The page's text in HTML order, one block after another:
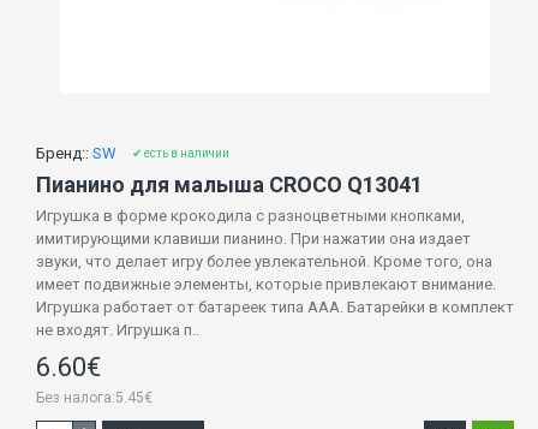
Бренд:: SW ✔ есть в наличии
Пианино для малыша CROCO Q13041
Игрушка в форме крокодила с разноцветными кнопками,
имитирующими клавиши пианино. При нажатии она издает
звуки, что делает игру более увлекательной. Кроме того, она
имеет подвижные элементы, которые привлекают внимание.
Игрушка работает от батареек типа AAA. Батарейки в комплект
не входят. Игрушка п..
6.60€
Без налога:5.45€